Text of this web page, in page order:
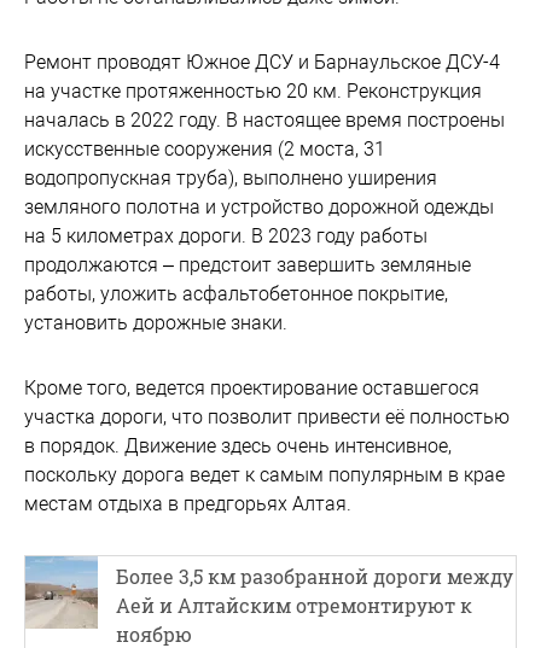
Ремонт проводят Южное ДСУ и Барнаульское ДСУ-4
на участке протяженностью 20 км. Реконструкция
началась в 2022 году. В настоящее время построены
искусственные сооружения (2 моста, 31
водопропускная труба), выполнено уширения
земляного полотна и устройство дорожной одежды
на 5 километрах дороги. В 2023 году работы
продолжаются – предстоит завершить земляные
работы, уложить асфальтобетонное покрытие,
установить дорожные знаки.
Кроме того, ведется проектирование оставшегося
участка дороги, что позволит привести её полностью
в порядок. Движение здесь очень интенсивное,
поскольку дорога ведет к самым популярным в крае
местам отдыха в предгорьях Алтая.
Более 3,5 км разобранной дороги между
Аей и Алтайским отремонтируют к
ноябрю